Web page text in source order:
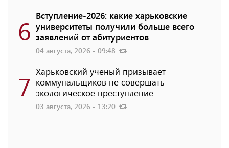
6 Вступление-2026: какие харьковские
университеты получили больше всего
заявлений от абитуриентов
04 августа, 2026 - 09:48
7 Харьковский ученый призывает
коммунальщиков не совершать
экологическое преступление
03 августа, 2026 - 13:20